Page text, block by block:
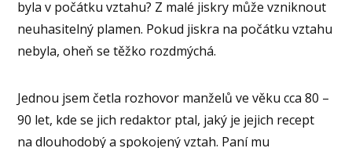
byla v počátku vztahu? Z malé jiskry může vzniknout
neuhasitelný plamen. Pokud jiskra na počátku vztahu
nebyla, oheň se těžko rozdmýchá.
Jednou jsem četla rozhovor manželů ve věku cca 80 –
90 let, kde se jich redaktor ptal, jaký je jejich recept
na dlouhodobý a spokojený vztah. Paní mu